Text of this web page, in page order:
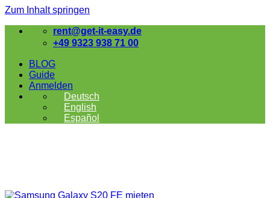
Zum Inhalt springen
rent@get-it-easy.de
+49 9323 938 71 00
BLOG
Guide
Anmelden
Deutsch
English
Español